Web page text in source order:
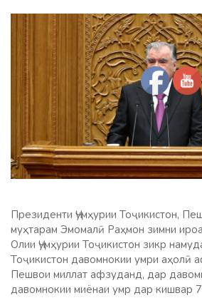
Президенти Ҷумҳурии Тоҷикистон,
муҳтарам Эмомалӣ Раҳмон зимни
Олии Ҷумҳурии Тоҷикистон зикр
Тоҷикистон давомнокии умри аҳолӣ
Пешвои миллат афзуданд, дар
давомнокии миёнаи умр дар кишвар